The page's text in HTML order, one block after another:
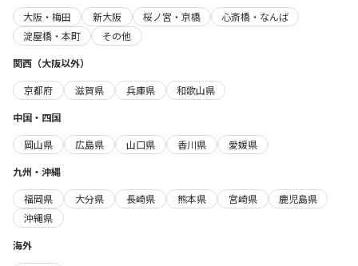
大阪・梅田
新大阪 桜ノ宮・京橋
心斎橋・なんば
淀屋橋・本町
その他
関西（大阪以外）
京都府
滋賀県 兵庫県
和歌山県
中国・四国
岡山県
広島県 山口県 香川県
愛媛県
九州・沖縄
福岡県
大分県 長崎県 熊本県 宮崎県
鹿児島県
沖縄県
海外